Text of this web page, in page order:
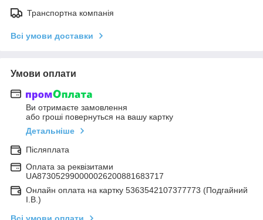
Транспортна компанія
Всі умови доставки
Умови оплати
Ви отримаєте замовлення
або гроші повернуться на вашу картку
Детальніше
Післяплата
Оплата за реквізитами
UA873052990000026200881683717
Онлайн оплата на картку 5363542107377773 (Подгайний
І.В.)